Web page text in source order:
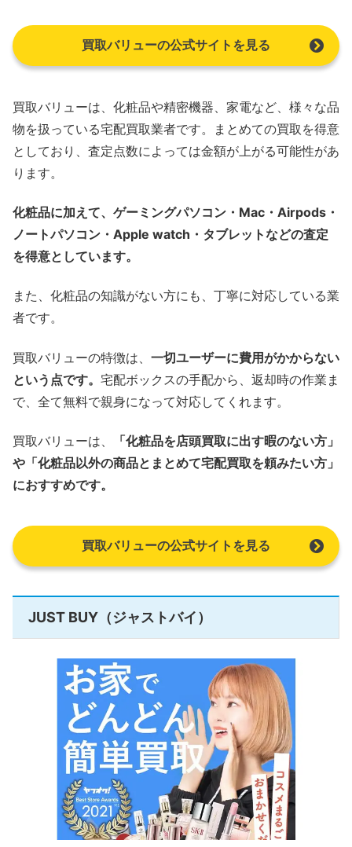
買取バリューの公式サイトを見る
買取バリューは、化粧品や精密機器、家電など、様々な品
物を扱っている宅配買取業者です。まとめての買取を得意
としており、査定点数によっては金額が上がる可能性があ
ります。
化粧品に加えて、ゲーミングパソコン・Mac・Airpods・
ノートパソコン・Apple watch・タブレットなどの査定
を得意としています。
また、化粧品の知識がない方にも、丁寧に対応している業
者です。
買取バリューの特徴は、 一切ユーザーに費用がかからない
という点です。 宅配ボックスの手配から、返却時の作業ま
で、全て無料で親身になって対応してくれます。
買取バリューは、
「化粧品を店頭買取に出す暇のない方」
や「化粧品以外の商品とまとめて宅配買取を頼みたい方」
におすすめです。
買取バリューの公式サイトを見る
JUST BUY（ジャストバイ）